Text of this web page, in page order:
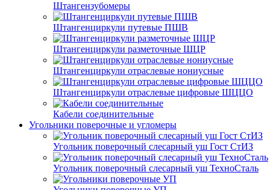
Штангензубомеры
Штангенциркули путевые ПШВ
Штангенциркули разметочные ШЦР
Штангенциркули отраслевые нониусные
Штангенциркули отраслевые цифровые ШЦЦО
Кабели соединительные
Угольники поверочные и угломеры
Угольник поверочный слесарный уш Гост СтИЗ
Угольник поверочный слесарный уш ТехноСталь